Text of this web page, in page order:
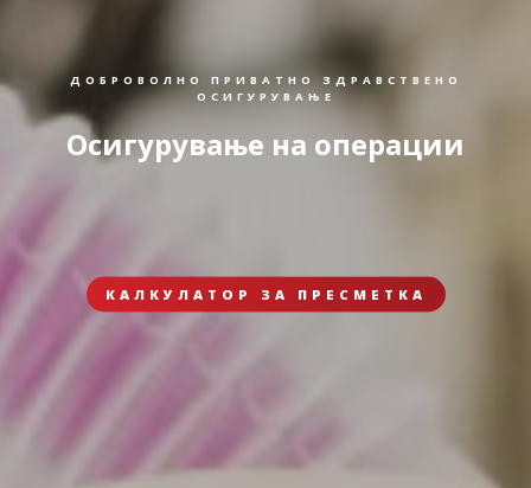
ДОБРОВОЛНО ПРИВАТНО ЗДРАВСТВЕНО
ОСИГУРУВАЊЕ
Осигурување на операции
КАЛКУЛАТОР ЗА ПРЕСМЕТКА